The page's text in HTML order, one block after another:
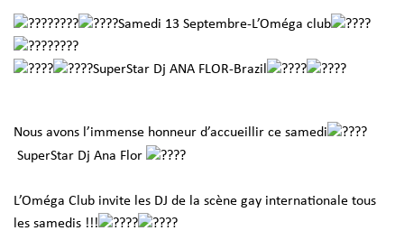
Samedi 13 Septembre-L’Oméga club
SuperStar Dj ANA FLOR-Brazil
Nous avons l’immense honneur d’accueillir ce samedi
SuperStar Dj Ana Flor
L’Oméga Club invite les DJ de la scène gay internationale tous
les samedis !!!